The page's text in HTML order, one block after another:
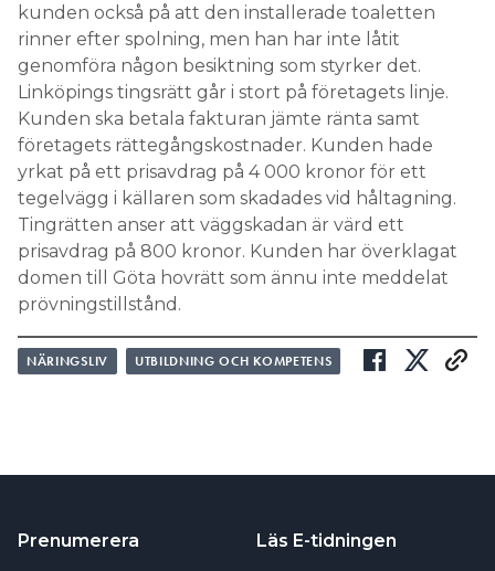
kunden också på att den installerade toaletten
rinner efter spolning, men han har inte låtit
genomföra någon besiktning som styrker det.
Linköpings tingsrätt går i stort på företagets linje.
Kunden ska betala fakturan jämte ränta samt
företagets rättegångskostnader. Kunden hade
yrkat på ett prisavdrag på 4 000 kronor för ett
tegelvägg i källaren som skadades vid håltagning.
Tingrätten anser att väggskadan är värd ett
prisavdrag på 800 kronor. Kunden har överklagat
domen till Göta hovrätt som ännu inte meddelat
prövningstillstånd.
NÄRINGSLIV UTBILDNING OCH KOMPETENS
Prenumerera Läs E-tidningen